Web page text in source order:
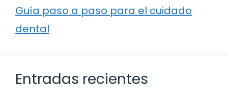
Guía paso a paso para el cuidado
dental
Entradas recientes